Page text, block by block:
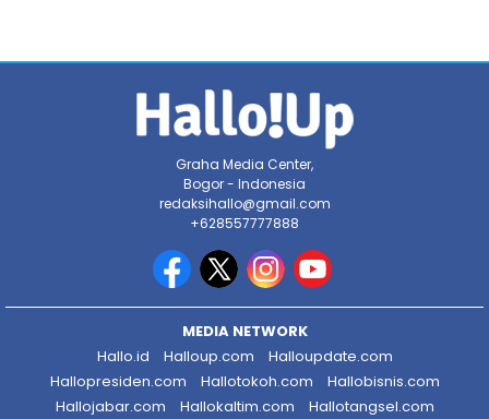
Graha Media Center,
Bogor - Indonesia
redaksihallo@gmail.com
+628557777888
MEDIA NETWORK
Hallo.id
Halloup.com
Halloupdate.com
Hallopresiden.com
Hallotokoh.com
Hallobisnis.com
Hallojabar.com
Hallokaltim.com
Hallotangsel.com